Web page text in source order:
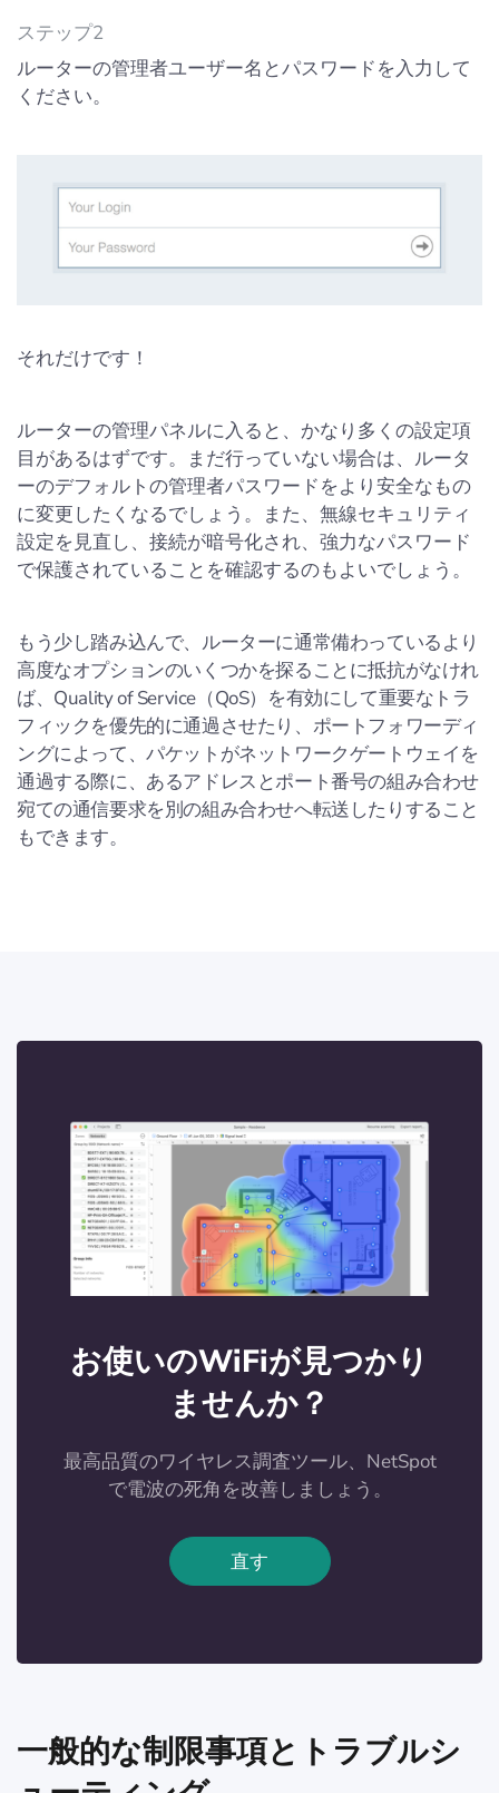
ステップ2
ルーターの管理者ユーザー名とパスワードを入力して
ください。
それだけです！
ルーターの管理パネルに入ると、かなり多くの設定項
目があるはずです。まだ行っていない場合は、ルータ
ーのデフォルトの管理者パスワードをより安全なもの
に変更したくなるでしょう。また、無線セキュリティ
設定を見直し、接続が暗号化され、強力なパスワード
で保護されていることを確認するのもよいでしょう。
もう少し踏み込んで、ルーターに通常備わっているより
高度なオプションのいくつかを探ることに抵抗がなけれ
ば、Quality of Service（QoS）を有効にして重要なトラ
フィックを優先的に通過させたり、ポートフォワーディ
ングによって、パケットがネットワークゲートウェイを
通過する際に、あるアドレスとポート番号の組み合わせ
宛ての通信要求を別の組み合わせへ転送したりすること
もできます。
お使いのWiFiが見つかり
ませんか？
最高品質のワイヤレス調査ツール、NetSpot
で電波の死角を改善しましょう。
直す
一般的な制限事項とトラブルシ